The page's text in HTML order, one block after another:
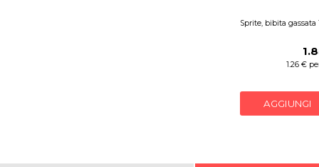
Sprite, bibita gassata
1.26 €
AGGIUNGI